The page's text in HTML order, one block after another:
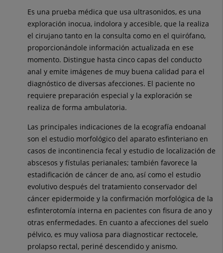
Es una prueba médica que usa ultrasonidos, es una
exploración inocua, indolora y accesible, que la realiza
el cirujano tanto en la consulta como en el quirófano,
proporcionándole información actualizada en ese
momento. Distingue hasta cinco capas del conducto
anal y emite imágenes de muy buena calidad para el
diagnóstico de diversas afecciones. El paciente no
requiere preparación especial y la exploración se
realiza de forma ambulatoria.
Las principales indicaciones de la ecografía endoanal
son el estudio morfológico del aparato esfinteriano en
casos de incontinencia fecal y estudio de localización de
abscesos y fístulas perianales; también favorece la
estadificación de cáncer de ano, así como el estudio
evolutivo después del tratamiento conservador del
cáncer epidermoide y la confirmación morfológica de la
esfinterotomía interna en pacientes con fisura de ano y
otras enfermedades. En cuanto a afecciones del suelo
pélvico, es muy valiosa para diagnosticar rectocele,
prolapso rectal, periné descendido y anismo.